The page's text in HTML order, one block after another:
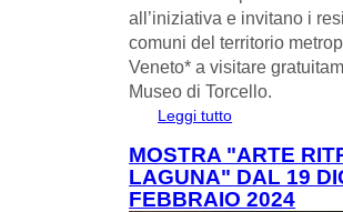
all’iniziativa e invitano i
comuni del territorio
Veneto* a visitare
Museo di Torcello.
Leggi tutto
MOSTRA "ARTE
LAGUNA" DAL 19
FEBBRAIO 2024